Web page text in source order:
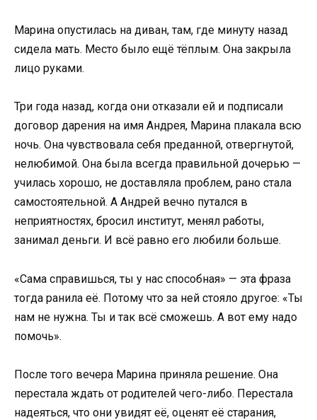
Марина опустилась на диван, там, где минуту назад
сидела мать. Место было ещё тёплым. Она закрыла
лицо руками.
Три года назад, когда они отказали ей и подписали
договор дарения на имя Андрея, Марина плакала всю
ночь. Она чувствовала себя преданной, отвергнутой,
нелюбимой. Она была всегда правильной дочерью —
училась хорошо, не доставляла проблем, рано стала
самостоятельной. А Андрей вечно путался в
неприятностях, бросил институт, менял работы,
занимал деньги. И всё равно его любили больше.
«Сама справишься, ты у нас способная» — эта фраза
тогда ранила её. Потому что за ней стояло другое: «Ты
нам не нужна. Ты и так всё сможешь. А вот ему надо
помочь».
После того вечера Марина приняла решение. Она
перестала ждать от родителей чего-либо. Перестала
надеяться, что они увидят её, оценят её старания,